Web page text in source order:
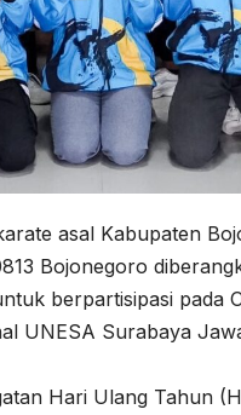
asal Kabupaten
Bojonegoro
berpartisipasi pada
UNESA Surabaya
Hari Ulang Tahun